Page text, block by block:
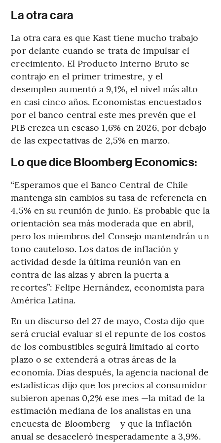
La otra cara
La otra cara es que Kast tiene mucho trabajo
por delante cuando se trata de impulsar el
crecimiento. El Producto Interno Bruto se
contrajo en el primer trimestre, y el
desempleo aumentó a 9,1%, el nivel más alto
en casi cinco años. Economistas encuestados
por el banco central este mes prevén que el
PIB crezca un escaso 1,6% en 2026, por debajo
de las expectativas de 2,5% en marzo.
Lo que dice Bloomberg Economics:
“Esperamos que el Banco Central de Chile
mantenga sin cambios su tasa de referencia en
4,5% en su reunión de junio. Es probable que la
orientación sea más moderada que en abril,
pero los miembros del Consejo mantendrán un
tono cauteloso. Los datos de inflación y
actividad desde la última reunión van en
contra de las alzas y abren la puerta a
recortes”: Felipe Hernández, economista para
América Latina.
En un discurso del 27 de mayo, Costa dijo que
será crucial evaluar si el repunte de los costos
de los combustibles seguirá limitado al corto
plazo o se extenderá a otras áreas de la
economía. Días después, la agencia nacional de
estadísticas dijo que los precios al consumidor
subieron apenas 0,2% ese mes —la mitad de la
estimación mediana de los analistas en una
encuesta de Bloomberg— y que la inflación
anual se desaceleró inesperadamente a 3,9%.